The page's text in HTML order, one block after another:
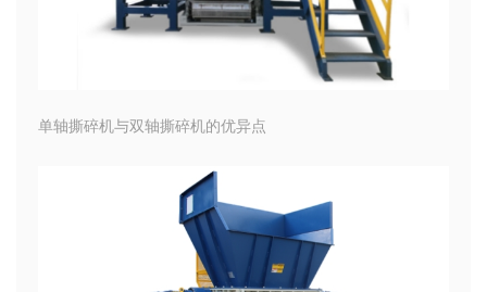
单轴撕碎机与双轴撕碎机的优异点